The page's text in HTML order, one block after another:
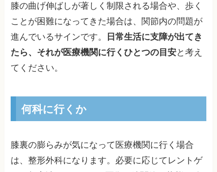
膝の曲げ伸ばしが著しく制限される場合や、歩く
ことが困難になってきた場合は、関節内の問題が
進んでいるサインです。
日常生活に支障が出てき
たら、それが医療機関に行くひとつの目安と考え
てください。
何科に行くか
膝裏の膨らみが気になって医療機関に行く場合
は、整形外科になります。必要に応じてレントゲ